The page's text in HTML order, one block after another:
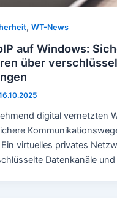
,WT-News
auf Windows:
über
digital vernetzten
virtuelles privates
Datenkanäle und